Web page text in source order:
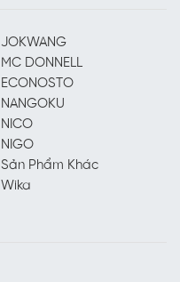
JOKWANG
MC DONNELL
ECONOSTO
NANGOKU
NICO
NIGO
Sản Phẩm Khác
Wika